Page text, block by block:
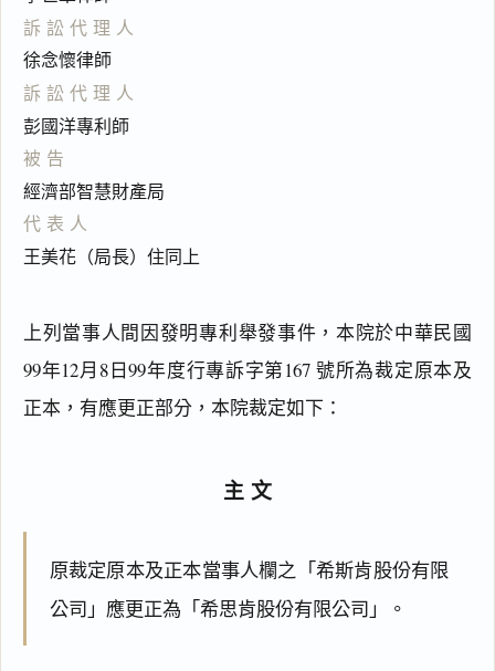
訴訟代理人
徐念懷律師
訴訟代理人
彭國洋專利師
被告
經濟部智慧財產局
代表人
王美花（局長）住同上
上列當事人間因發明專利舉發事件，本院於中華民國
99年12月8日99年度行專訴字第167 號所為裁定原本及
正本，有應更正部分，本院裁定如下：
主文
原裁定原本及正本當事人欄之「希斯肯股份有限
公司」應更正為「希思肯股份有限公司」。